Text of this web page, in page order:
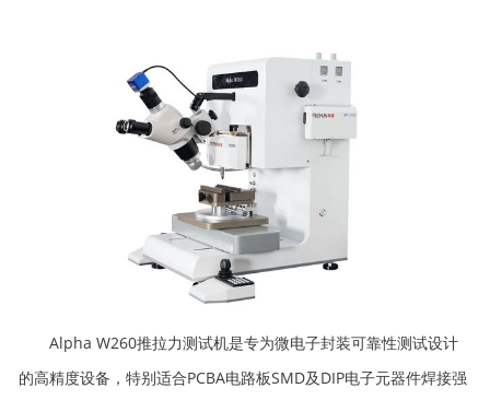
Alpha W260推拉力测试机是专为微电子封装可靠性测试设计
的高精度设备，特别适合PCBA电路板SMD及DIP电子元器件焊接强